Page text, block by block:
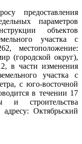
предоставления
параметров
объектов
участка с
местоположение:
(городской округ),
в части изменения
участка с
с юго-восточной
в течении 17
и строительства
Октябрьский